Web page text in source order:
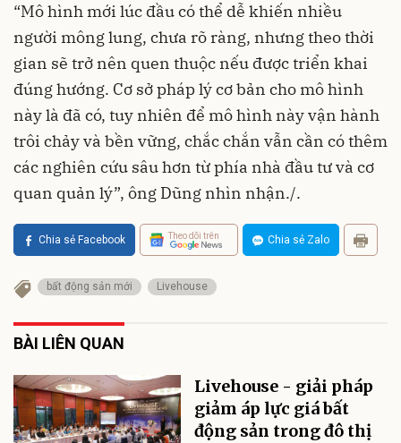
“Mô hình mới lúc đầu có thể dễ khiến nhiều
người mông lung, chưa rõ ràng, nhưng theo thời
gian sẽ trở nên quen thuộc nếu được triển khai
đúng hướng. Cơ sở pháp lý cơ bản cho mô hình
này là đã có, tuy nhiên để mô hình này vận hành
trôi chảy và bền vững, chắc chắn vẫn cần có thêm
các nghiên cứu sâu hơn từ phía nhà đầu tư và cơ
quan quản lý”, ông Dũng nhìn nhận./.
Chia sẻ Facebook Theo dõi trên Chia sẻ Zalo
bất động sản mới Livehouse
BÀI LIÊN QUAN
Livehouse - giải pháp
giảm áp lực giá bất
động sản trong đô thị